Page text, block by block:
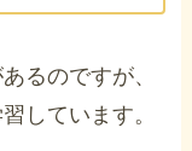
るのですが、
しています。